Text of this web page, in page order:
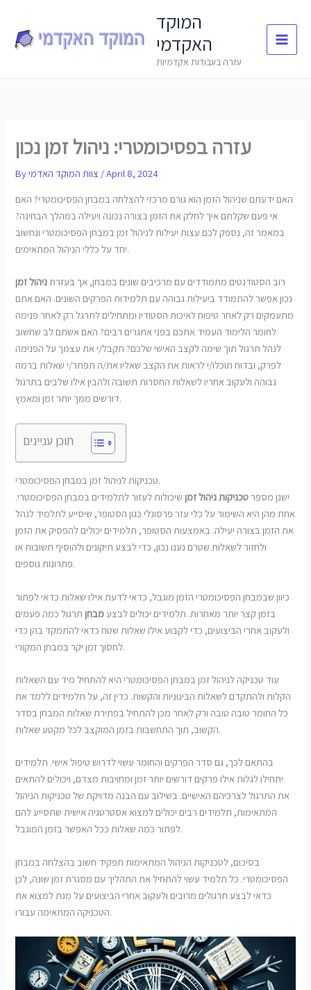
content
המוקד
האקדמי
עזרה בעבודות אקדמיות
עזרה בפסיכומטרי: ניהול זמן נכון
By /April 8, 2024
האם ידעתם שניהול הזמן הוא גורם מרכזי להצלחה במבחן הפסיכומטרי? האם
אי פעם שקלתם איך לחלק את הזמן בצורה נכונה ויעילה במהלך הבחינה?
במאמר זה, נספק לכם עצות יעילות לניהול זמן במבחן הפסיכומטרי ונחשוב
יחד על כללי הניהול המתאימים.
רוב הסטודנטים מתמודדים עם מרכיבים שונים במבחן, אך בעזרתניהול זמן
נכון אפשר להתמודד ביעילות גבוהה עם תלמידות הפרקים השונים. האם אתם
מתעמקים רק לאחר טיפוח לאיכות הסטודיו ומתחילים לתרגל רק לאחר פנימה
לחומר הלימוד העמיד אתכם בפני אתגרים רבים? האם אשתם לב שחשוב
לנהל תרגול תוך שימה לקצב האישי שלכם? תקבל/י את עצמך על הפנימה
לפרק, ובדוח תוכלו/י לראות את הקצב שאליו את/ה תפתר/י שאלות ברמה
גבוהה ולעקוב אחריו לשאלות החסרות תשובה ולהבין אילו שלבים בתרגול
דורשים ממך יותר זמן ומאמץ.
תוכן עניינים
טכניקות לניהול זמן במבחן הפסיכומטרי.
ישנן מספרטכניקות ניהול זמןשיכולות לעזור לתלמידים במבחן הפסיכומטרי.
אחת מהן היא השימור על כלי עזר פרסונלי כגון הסטופר, שיסייע לתלמיד לנהל
את הזמן בצורה יעילה. באמצעות הסטופר, תלמידים יכולים להפסיק את הזמן
ולחזור לשאלות שטרם נענו נכון, כדי לבצע תיקונים ולהוסיף תשובות או
פתרונות נוספים.
כיוון שבמבחן הפסיכומטרי הזמן מוגבל, כדאי לדעת אילו שאלות כדאי לפתור
בזמן קצר יותר מאחרות. תלמידים יכולים לבצע מבחןתרגול כמה פעמים
ולעקוב אחרי הביצועים, כדי לקבוע אילו שאלות שטח כדאי להתמקד בהן כדי
לחסוך זמן יקר במבחן המקורי.
עוד טכניקה לניהול זמן במבחן הפסיכומטרי היא להתחיל מיד עם השאלות
הקלות ולהתקדם לשאלות הבינוניות והקשות. כדין זה, על תלמידים ללמד את
כל החומר טובה טובה ורק לאחר מכן להתחיל בפתירת שאלות המבחן בסדר
הקשוב, תוך התחשבות בזמן המוקצב לכל מקטע שאלות.
בהתאם לכך, גם סדר הפרקים והחומר עשוי לדרוש טיפול אישי. תלמידים
יתחילו לגלות אילו פרקים דורשים יותר זמן ומחויבות מצדם, ויכולים להתאים
את התרגול לצרכיהם האישיים. בשילוב עם הבנה מדויקת של טכניקות הניהול
המתאימות, תלמידים רבים יכולים למצוא אסטרטגיה אישית שתסייע להם
לפתור כמה שאלות ככל האפשר בזמן המוגבל.
בסיכום, לטכניקות הניהול המתאימות תפקיד חשוב בהצלחה במבחן
הפסיכומטרי. כל תלמיד עשוי להתחיל את התהליך עם מסגרת זמן שונה, לכן
כדאי לבצע תרגולים מרובים ולעקוב אחרי הביצועים על מנת למצוא את
הטכניקה המתאימה עבורו.